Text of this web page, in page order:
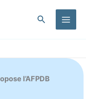
Rechercher
l’AFPDB